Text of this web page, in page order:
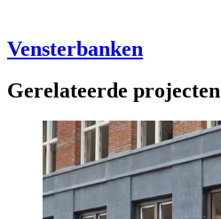
Vensterbanken
Gerelateerde projecten